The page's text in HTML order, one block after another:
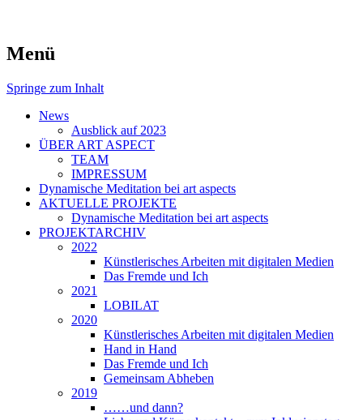
art aspects
art
Menü
Springe zum Inhalt
News
Ausblick auf 2023
ÜBER ART ASPECT
TEAM
IMPRESSUM
Dynamische Meditation bei art aspects
AKTUELLE PROJEKTE
Dynamische Meditation bei art aspects
PROJEKTARCHIV
2022
Künstlerisches Arbeiten mit digitalen Medien
Das Fremde und Ich
2021
LOBILAT
2020
Künstlerisches Arbeiten mit digitalen Medien
Hand in Hand
Das Fremde und Ich
Gemeinsam Abheben
2019
……und dann?